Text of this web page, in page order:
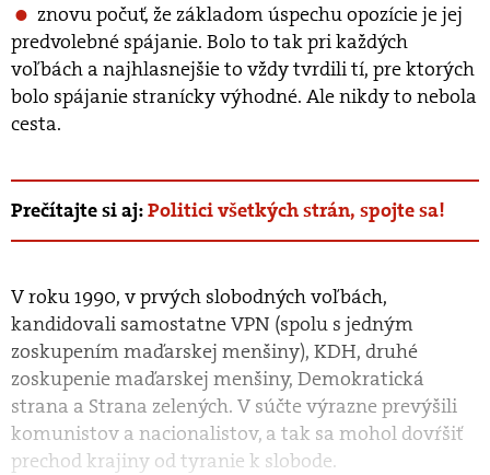
znovu počuť, že základom úspechu opozície je jej
predvolebné spájanie. Bolo to tak pri každých
voľbách a najhlasnejšie to vždy tvrdili tí, pre ktorých
bolo spájanie stranícky výhodné. Ale nikdy to nebola
cesta.
Prečítajte si aj:Politici všetkých strán, spojte sa!
V roku 1990, v prvých slobodných voľbách,
kandidovali samostatne VPN (spolu s jedným
zoskupením maďarskej menšiny), KDH, druhé
zoskupenie maďarskej menšiny, Demokratická
strana a Strana zelených. V súčte výrazne prevýšili
komunistov a nacionalistov, a tak sa mohol dovŕšiť
prechod krajiny od tyranie k slobode.